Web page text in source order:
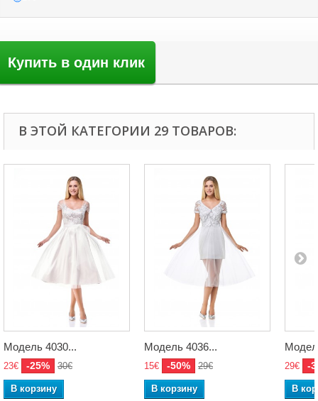
В ЭТОЙ КАТЕГОРИИ 29 ТОВАРОВ:
Модель 4030...
23€ -25% 30€
В корзину
Модель 4036...
15€ -50% 29€
В корзину
29€ -
В